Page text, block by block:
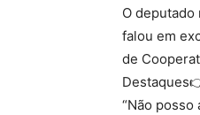
O deputado
falou em
de
“Não posso